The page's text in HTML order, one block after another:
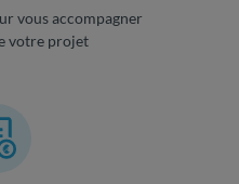
vous accompagner
votre projet